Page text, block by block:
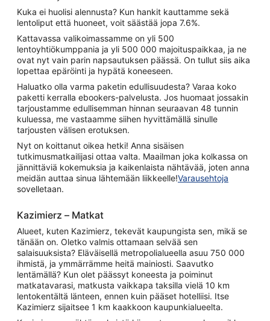
Kuka ei huolisi alennusta? Kun hankit kauttamme sekä
lentoliput että huoneet, voit säästää jopa 7.6%.
Kattavassa valikoimassamme on yli 500
lentoyhtiökumppania ja yli 500 000 majoituspaikkaa, ja ne
ovat nyt vain parin napsautuksen päässä. On tullut siis aika
lopettaa epäröinti ja hypätä koneeseen.
Haluatko olla varma paketin edullisuudesta? Varaa koko
paketti kerralla ebookers-palvelusta. Jos huomaat jossakin
tarjoustamme edullisemman hinnan seuraavan 48 tunnin
kuluessa, me vastaamme siihen hyvittämällä sinulle
tarjousten välisen erotuksen.
Nyt on koittanut oikea hetki! Anna sisäisen
tutkimusmatkailijasi ottaa valta. Maailman joka kolkassa on
jännittäviä kokemuksia ja kaikenlaista nähtävää, joten anna
meidän auttaa sinua lähtemään liikkeelle!Varausehtoja
sovelletaan.
Kazimierz – Matkat
Alueet, kuten Kazimierz, tekevät kaupungista sen, mikä se
tänään on. Oletko valmis ottamaan selvää sen
salaisuuksista? Eläväisellä metropolialueella asuu 750 000
ihmistä, ja ymmärrämme heitä mainiosti. Saavutko
lentämällä? Kun olet päässyt koneesta ja poiminut
matkatavarasi, matkusta vaikkapa taksilla vielä 10 km
lentokentältä länteen, ennen kuin pääset hotelliisi. Itse
Kazimierz sijaitsee 1 km kaakkoon kaupunkialueelta.